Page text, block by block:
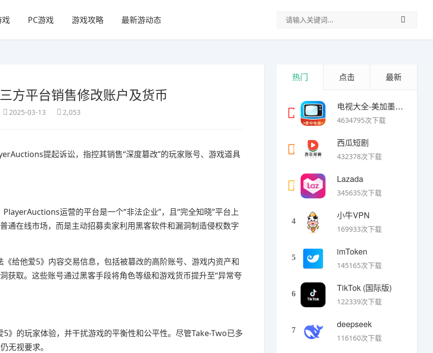
戏 PC游戏 游戏攻略 最新游动态
方平台销售修改账户及货币
2025-03-13 2,053
提起诉讼，指控其销售“深度篡改”的玩家账号、游戏道具
运营的平台是一个“非法企业”，且“完全知晓”平台上
通在线市场，而是主动招募卖家利用黑客软件和漏洞制造侵权数字
给他爱5》内容交易信息，包括被篡改的高阶账号、游戏内资产和
获取。这些账号通过黑客手段将角色等级和游戏货币提升至“异常夸
的玩家体验，并干扰游戏的平衡性和公平性。尽管Take-Two已多
无视要求。
热门 点击 最新
1
电视大全-美加墨世界杯
4634795次下载
2
西瓜短剧
432378次下载
3
Lazada
345635次下载
4
小牛VPN
169933次下载
5
imToken
145165次下载
6
TikTok (国际版)
122339次下载
7
deepseek
116160次下载